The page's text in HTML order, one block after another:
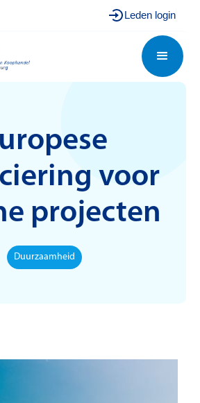
Leden login
voor
projecten
Duurzaamheid